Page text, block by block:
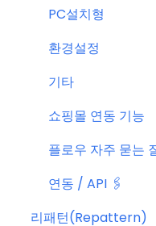
PC설치형
환경설정
기타
쇼핑몰 연동 기능
플로우 자주 묻는
연동 / API 🖇️
리패턴(Repattern)